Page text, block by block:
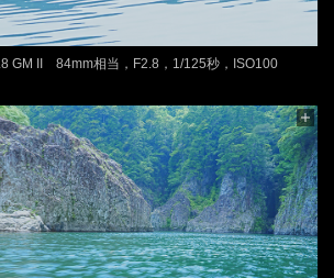
GM II 84mm相当，F2.8，1/125秒，ISO100